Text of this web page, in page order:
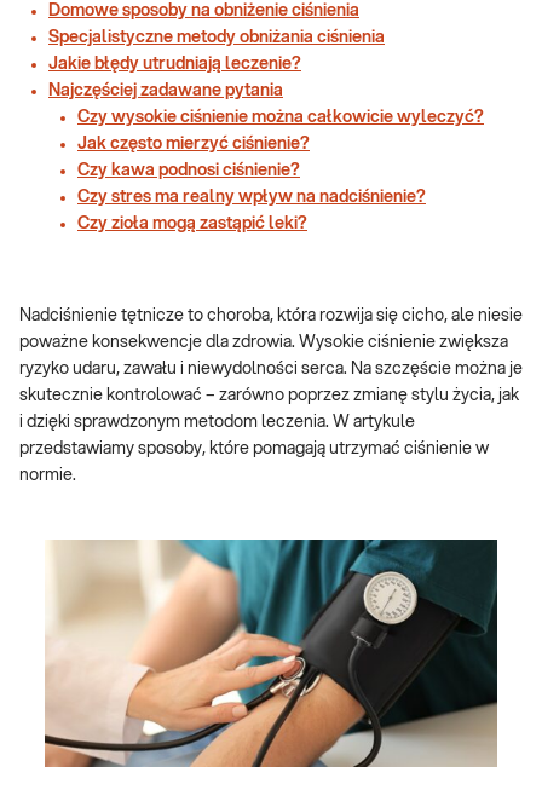
Domowe sposoby na obniżenie ciśnienia
Specjalistyczne metody obniżania ciśnienia
Jakie błędy utrudniają leczenie?
Najczęściej zadawane pytania
Czy wysokie ciśnienie można całkowicie wyleczyć?
Jak często mierzyć ciśnienie?
Czy kawa podnosi ciśnienie?
Czy stres ma realny wpływ na nadciśnienie?
Czy zioła mogą zastąpić leki?
Nadciśnienie tętnicze to choroba, która rozwija się cicho, ale niesie
poważne konsekwencje dla zdrowia. Wysokie ciśnienie zwiększa
ryzyko udaru, zawału i niewydolności serca. Na szczęście można je
skutecznie kontrolować – zarówno poprzez zmianę stylu życia, jak
i dzięki sprawdzonym metodom leczenia. W artykule
przedstawiamy sposoby, które pomagają utrzymać ciśnienie w
normie.